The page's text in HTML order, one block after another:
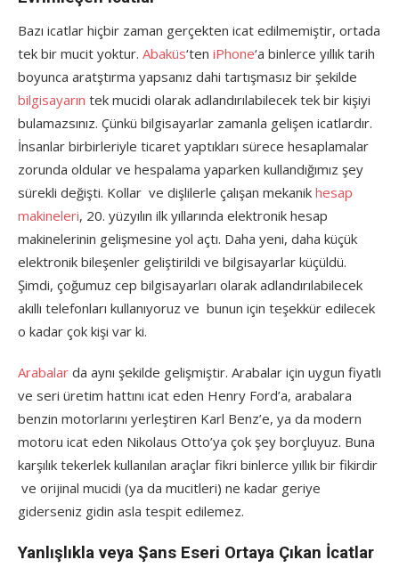
Bazı icatlar hiçbir zaman gerçekten icat edilmemiştir, ortada
tek bir mucit yoktur. Abaküs‘ten iPhone‘a binlerce yıllık tarih
boyunca aratştırma yapsanız dahi tartışmasız bir şekilde
bilgisayarın tek mucidi olarak adlandırılabilecek tek bir kişiyi
bulamazsınız. Çünkü bilgisayarlar zamanla gelişen icatlardır.
İnsanlar birbirleriyle ticaret yaptıkları sürece hesaplamalar
zorunda oldular ve hespalama yaparken kullandığımız şey
sürekli değişti. Kollar ve dişlilerle çalışan mekanik hesap
makineleri, 20. yüzyılın ilk yıllarında elektronik hesap
makinelerinin gelişmesine yol açtı. Daha yeni, daha küçük
elektronik bileşenler geliştirildi ve bilgisayarlar küçüldü.
Şimdi, çoğumuz cep bilgisayarları olarak adlandırılabilecek
akıllı telefonları kullanıyoruz ve bunun için teşekkür edilecek
o kadar çok kişi var ki.
Arabalar da aynı şekilde gelişmiştir. Arabalar için uygun fiyatlı
ve seri üretim hattını icat eden Henry Ford’a, arabalara
benzin motorlarını yerleştiren Karl Benz’e, ya da modern
motoru icat eden Nikolaus Otto’ya çok şey borçluyuz. Buna
karşılık tekerlek kullanılan araçlar fikri binlerce yıllık bir fikirdir
ve orijinal mucidi (ya da mucitleri) ne kadar geriye
giderseniz gidin asla tespit edilemez.
Yanlışlıkla veya Şans Eseri Ortaya Çıkan İcatlar